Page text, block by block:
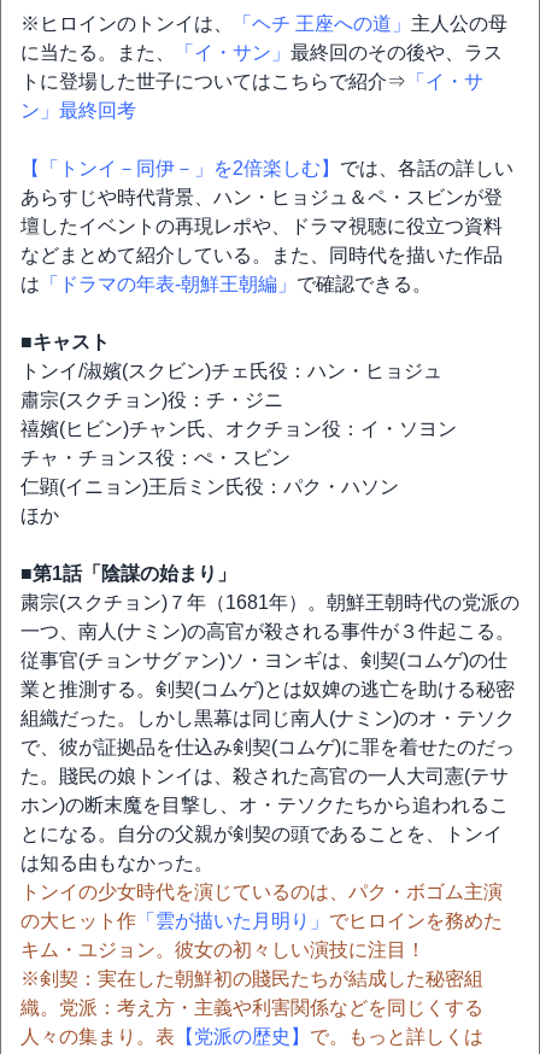
※ヒロインのトンイは、 「ヘチ 王座への道」 主人公の母
に当たる。また、
「イ・サン」 最終回のその後や、ラス
トに登場した世子についてはこちらで紹介⇒ 「イ・サ
ン」最終回考
【「トンイ－同伊－」を2倍楽しむ】 では、各話の詳しい
あらすじや時代背景、ハン・ヒョジュ＆ペ・スビンが登
壇したイベントの再現レポや、ドラマ視聴に役立つ資料
などまとめて紹介している。また、同時代を描いた作品
は 「ドラマの年表-朝鮮王朝編」 で確認できる。
■キャスト
トンイ/淑嬪(スクビン)チェ氏役：ハン・ヒョジュ
肅宗(スクチョン)役：チ・ジニ
禧嬪(ヒビン)チャン氏、オクチョン役：イ・ソヨン
チャ・チョンス役：ぺ・スビン
仁顕(イニョン)王后ミン氏役：パク・ハソン
ほか
■第1話「陰謀の始まり」
粛宗(スクチョン)７年（1681年）。朝鮮王朝時代の党派の
一つ、南人(ナミン)の高官が殺される事件が３件起こる。
従事官(チョンサグァン)ソ・ヨンギは、剣契(コムゲ)の仕
業と推測する。剣契(コムゲ)とは奴婢の逃亡を助ける秘密
組織だった。しかし黒幕は同じ南人(ナミン)のオ・テソク
で、彼が証拠品を仕込み剣契(コムゲ)に罪を着せたのだっ
た。賤民の娘トンイは、殺された高官の一人大司憲(テサ
ホン)の断末魔を目撃し、オ・テソクたちから追われるこ
とになる。自分の父親が剣契の頭であることを、トンイ
は知る由もなかった。
トンイの少女時代を演じているのは、パク・ボゴム主演
の大ヒット作 「雲が描いた月明り」 でヒロインを務めた
キム・ユジョン。彼女の初々しい演技に注目！
※剣契：実在した朝鮮初の賤民たちが結成した秘密組
織。党派：考え方・主義や利害関係などを同じくする
人々の集まり。表 【党派の歴史】 で。もっと詳しくは